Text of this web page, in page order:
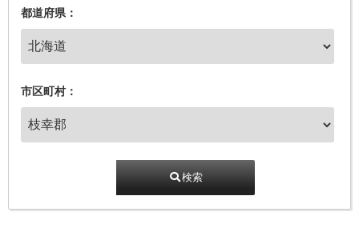
都道府県：
市区町村：
検索